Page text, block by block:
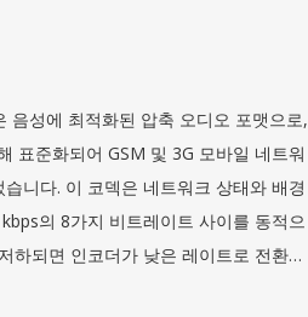
족하기 위해 약 1GB로 제한되며, 더
비디오 해상도를 지원하며, 오디오
이트는 9.8Mbps입니다. 비디오, 다중 트
단일 프로그램 스트림에 통합하여
한 완전한 솔루션이 되었습니다. 스트리
운 콘텐츠에서 DVD를 대체했지만,
츠 라이브러리에 접근하는 데 있어 여
성에 최적화된 압축 오디오 포맷으로,
표준화되어 GSM 및 3G 모바일 네트워
니다. 이 코덱은 네트워크 상태와 배경
의 8가지 비트레이트 사이를 동적으
하되면 인코더가 낮은 레이트로 전환하
송 안정성을 확보합니다. 이 적응 메